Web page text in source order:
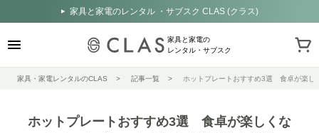
家具と家電のレンタル ・サブスク CLAS (クラス)
家具と家電の
レンタル・サブスク
家具・家電レンタルのCLAS 記事一覧 ホットプレートおすすめ3選 食卓が楽し
ホットプレートおすすめ3選 食卓が楽しくな